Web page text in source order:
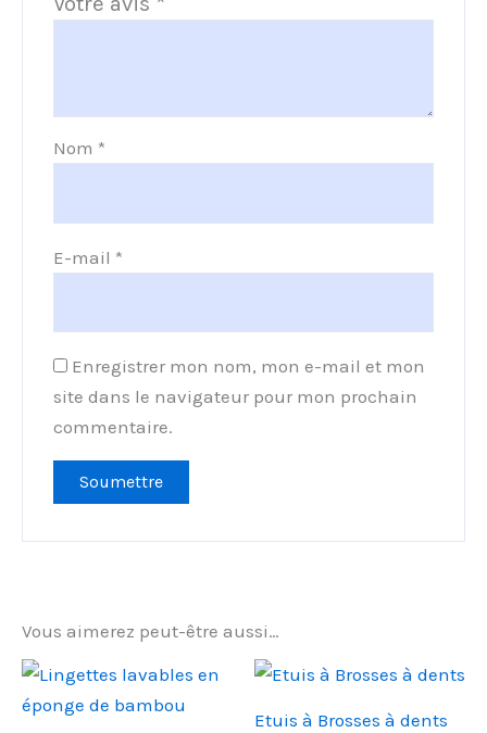
Nom *
E-mail *
Enregistrer mon nom, mon e-mail et mon
site dans le navigateur pour mon prochain
commentaire.
Vous aimerez peut-être aussi…
Etuis à Brosses à dents